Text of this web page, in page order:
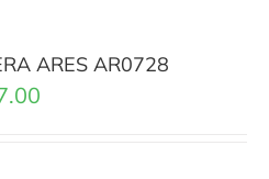
ARES AR0728